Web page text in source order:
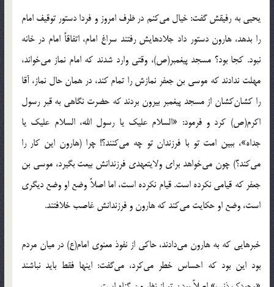
یحیی به رفیقش گفت: خیال می‌کنم در ظرف امروز و فردا دستور توقیف امام
را بدهد، هارون دستور داد جلادهایش رفتند سراغ امام، اتفاقاً امام در خانه
نبود. کجا بود؟ مسجد پیغمبر(ص)، وقتی وارد شدند که امام نماز می‌خواند،
مهلت ندادند که موسی بن جعفر نمازش را تمام کند، در همان حال نماز، آقا
را کشان‌کشان از مسجد پیغمبر بیرون بردند که حضرت نگاهی به قبر رسول
اکرم(ص) کرد و فرمود: «السلام علیک یا رسول الله، السلام علیک یا
جداه»، ببین امت تو با فرزندان تو چه می‌کنند؟! چرا (هارون این کار را
می‌کند؟) چون می‌خواهد برای ولایتعهدی فرزندانش بیعت بگیرد، موسی بن
جعفر که قیامی نکرده است. قیام نکرده است، اما اصلاً وضع او وضع دیگری
است، وضع او حکایت می‌کند که هارون و فرزندانش غاصب خلافتند.
خبرهایی که به هارون می‌دادند، حاکی از نفوذ معنوی امام(ع) در میان مردم
بود این بود که احساس خطر می‌کرد، می‌گفت: اینها فقط باید نباشند